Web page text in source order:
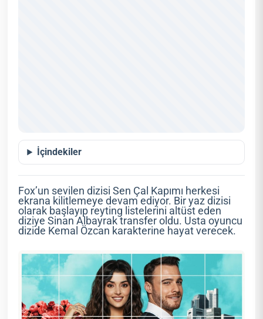
İçindekiler
Fox’un sevilen dizisi Sen Çal Kapımı herkesi
ekrana kilitlemeye devam ediyor. Bir yaz dizisi
olarak başlayıp reyting listelerini altüst eden
diziye Sinan Albayrak transfer oldu. Usta oyuncu
dizide Kemal Özcan karakterine hayat verecek.